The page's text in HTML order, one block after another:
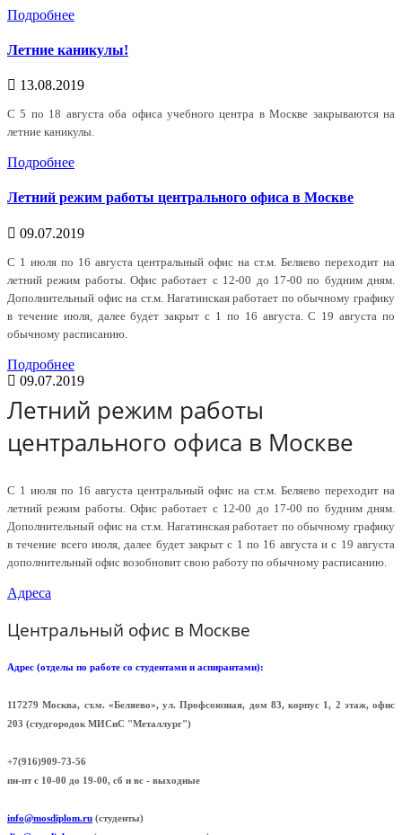
Подробнее
Летние каникулы!
13.08.2019
С 5 по 18 августа оба офиса учебного центра в Москве закрываются на
летние каникулы.
Подробнее
Летний режим работы центрального офиса в Москве
09.07.2019
С 1 июля по 16 августа центральный офис на ст.м. Беляево переходит на
летний режим работы. Офис работает с 12-00 до 17-00 по будним дням.
Дополнительный офис на ст.м. Нагатинская работает по обычному графику
в течение июля, далее будет закрыт с 1 по 16 августа. С 19 августа по
обычному расписанию.
Подробнее
09.07.2019
Летний режим работы
центрального офиса в Москве
С 1 июля по 16 августа центральный офис на ст.м. Беляево переходит на
летний режим работы. Офис работает с 12-00 до 17-00 по будним дням.
Дополнительный офис на ст.м. Нагатинская работает по обычному графику
в течение всего июля, далее будет закрыт с 1 по 16 августа и с 19 августа
дополнительный офис возобновит свою работу по обычному расписанию.
Адреса
Центральный офис в Москве
Адрес (отделы по работе со студентами и аспирантами):
117279 Москва, ст.м. «Беляево», ул. Профсоюзная, дом 83, корпус 1, 2 этаж, офис
203 (cтудгородок МИСиС "Металлург")
+7(916)909-73-56
пн-пт с 10-00 до 19-00, сб и вс - выходные
info@mosdiplom.ru (студенты)